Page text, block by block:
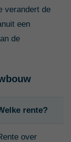
verandert de
een
de
rente?
over